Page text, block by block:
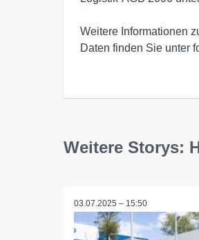
Weitere Informationen
Daten finden Sie unter
Weitere Storys:
03.07.2025 – 15:50